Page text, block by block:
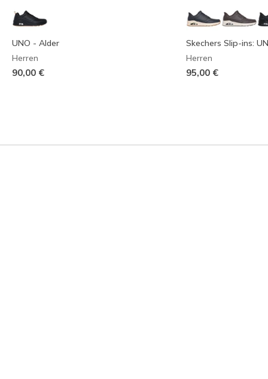
UNO - Alder
Herren
90,00 €
Skechers Slip-ins:
Herren
95,00 €